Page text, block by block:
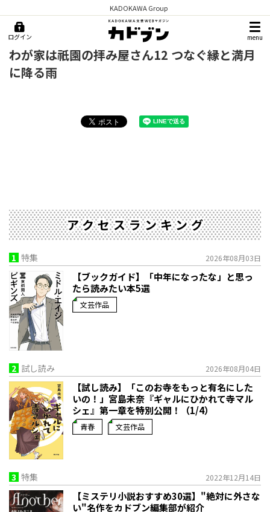
KADOKAWA Group
ログイン menu
わが家は祇園の拝み屋さん12 つなぐ縁と満月
に降る雨
アクセスランキング
1 特集 2026年08月03日
【ブックガイド】「中年になったな」と思っ
たら読みたい本5選
文芸作品
2 試し読み 2026年08月04日
【試し読み】「このお寺をもっと有名にした
いの！」宮島未奈『ギャルにひかれて寺マル
シェ』第一章を特別公開！（1/4）
青春 文芸作品
3 特集 2022年12月14日
【ミステリ小説おすすめ30選】"絶対に外さな
い"名作をカドブン編集部が紹介